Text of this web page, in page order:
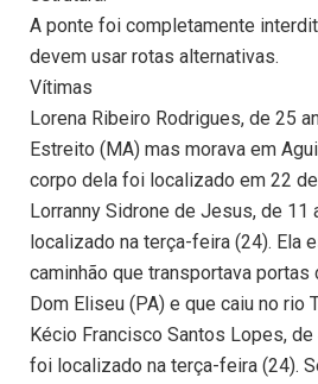
A ponte foi completamente
devem usar rotas alternativas.
Vítimas
Lorena Ribeiro Rodrigues, de 25
Estreito (MA) mas morava em
corpo dela foi localizado em 22
Lorranny Sidrone de Jesus, de 11
localizado na terça-feira (24). Ela
caminhão que transportava portas
Dom Eliseu (PA) e que caiu no rio
Kécio Francisco Santos Lopes,
foi localizado na terça-feira (24).